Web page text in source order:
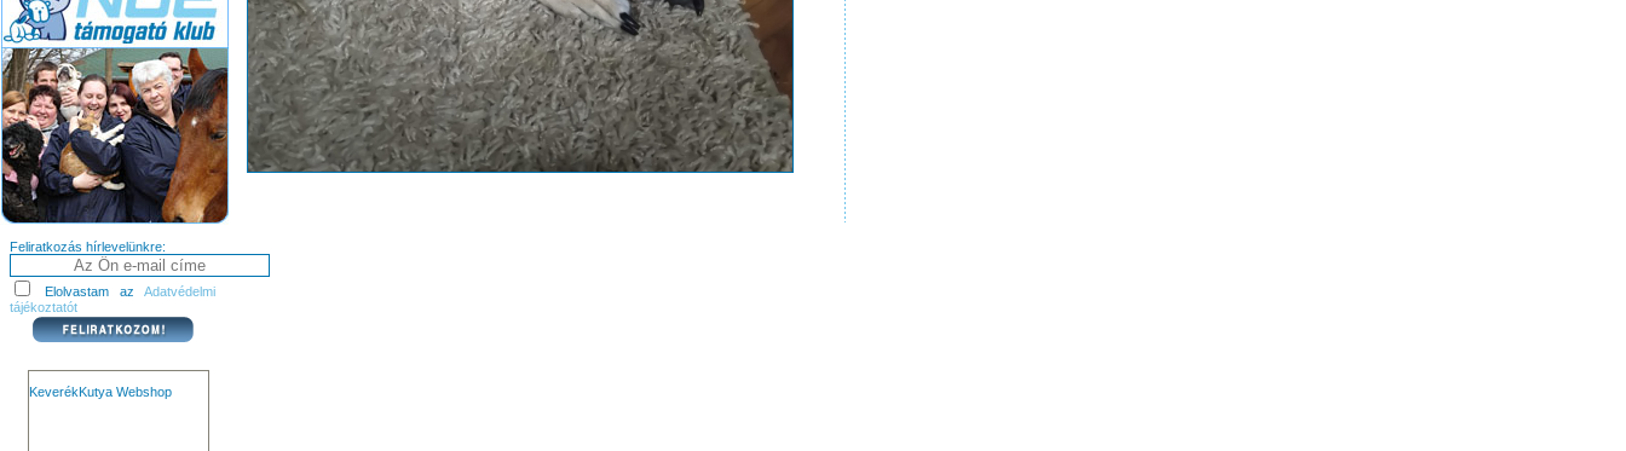
Feliratkozás hírlevelünkre:
Elolvastam az Adatvédelmi
tájékoztatót
KeverékKutya Webshop